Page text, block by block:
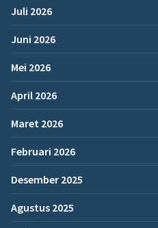
Juli 2026
Juni 2026
Mei 2026
April 2026
Maret 2026
Februari 2026
Desember 2025
Agustus 2025